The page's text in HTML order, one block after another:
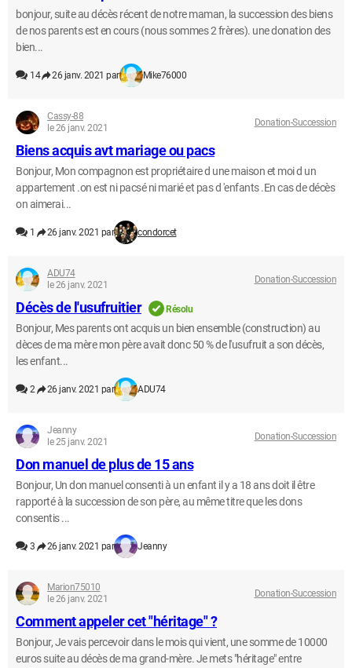
bonjour, suite au décès récent de notre maman, la succession des biens
de nos parents est en cours (nous sommes 2 frères). une donation des
bien...
14 26 janv. 2021 par Mike76000
Cassy-88
le 26 janv. 2021
Donation-Succession
Biens acquis avt mariage ou pacs
Bonjour, Mon compagnon est propriétaire d une maison et moi d un
appartement .on est ni pacsé ni marié et pas d 'enfants .En cas de décès
on aimerai...
1 26 janv. 2021 par condorcet
ADU74
le 26 janv. 2021
Donation-Succession
Décès de l'usufruitier Résolu
Bonjour, Mes parents ont acquis un bien ensemble (construction) au
dèces de ma mère mon père avait donc 50 % de l'usufruit a son décès,
les enfant...
2 26 janv. 2021 par ADU74
Jeanny
le 25 janv. 2021
Donation-Succession
Don manuel de plus de 15 ans
Bonjour, Un don manuel consenti à un enfant il y a 18 ans doit il être
rapporté à la succession de son père, au même titre que les dons
consentis ...
3 26 janv. 2021 par Jeanny
Marion75010
le 26 janv. 2021
Donation-Succession
Comment appeler cet "héritage" ?
Bonjour, Je vais percevoir dans le mois qui vient, une somme de 10000
euros suite au décès de ma grand-mère. Je mets "héritage" entre